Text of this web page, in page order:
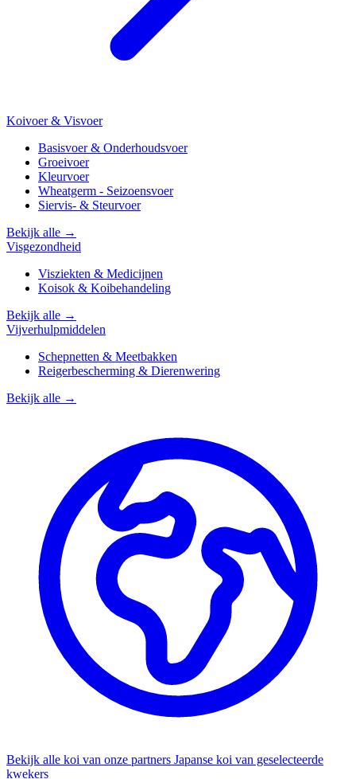
Koivoer & Visvoer
Basisvoer & Onderhoudsvoer
Groeivoer
Kleurvoer
Wheatgerm - Seizoensvoer
Siervis- & Steurvoer
Bekijk alle →
Visgezondheid
Visziekten & Medicijnen
Koisok & Koibehandeling
Bekijk alle →
Vijverhulpmiddelen
Schepnetten & Meetbakken
Reigerbescherming & Dierenwering
Bekijk alle →
Bekijk alle koi van onze partners Japanse koi van geselecteerde
kwekers